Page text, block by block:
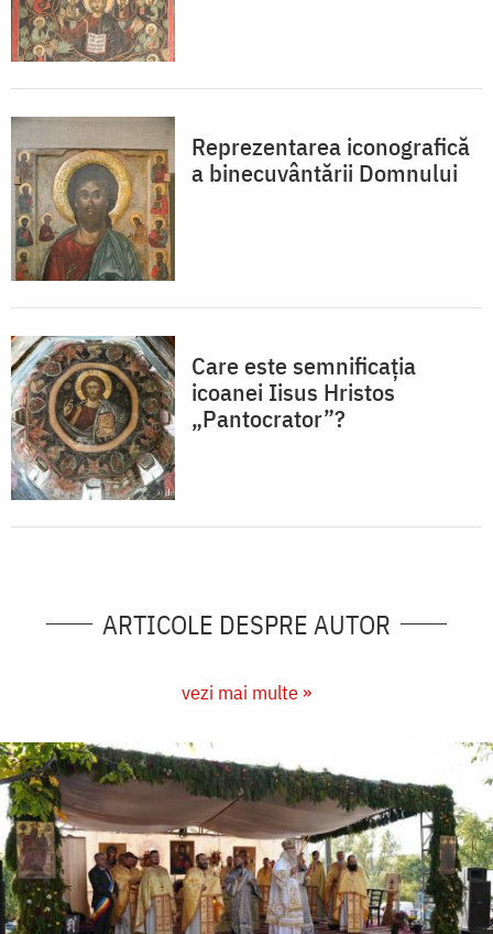
Reprezentarea iconografică
a binecuvântării Domnului
Care este semnificația
icoanei Iisus Hristos
„Pantocrator”?
ARTICOLE DESPRE AUTOR
vezi mai multe »